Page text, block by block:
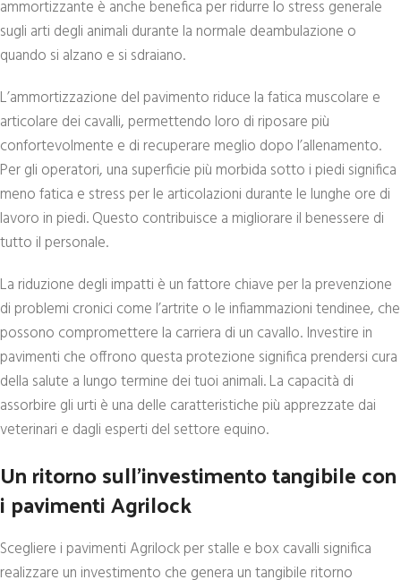
ammortizzante è anche benefica per ridurre lo stress generale
sugli arti degli animali durante la normale deambulazione o
quando si alzano e si sdraiano.
L’ammortizzazione del pavimento riduce la fatica muscolare e
articolare dei cavalli, permettendo loro di riposare più
confortevolmente e di recuperare meglio dopo l’allenamento.
Per gli operatori, una superficie più morbida sotto i piedi significa
meno fatica e stress per le articolazioni durante le lunghe ore di
lavoro in piedi. Questo contribuisce a migliorare il benessere di
tutto il personale.
La riduzione degli impatti è un fattore chiave per la prevenzione
di problemi cronici come l’artrite o le infiammazioni tendinee, che
possono compromettere la carriera di un cavallo. Investire in
pavimenti che offrono questa protezione significa prendersi cura
della salute a lungo termine dei tuoi animali. La capacità di
assorbire gli urti è una delle caratteristiche più apprezzate dai
veterinari e dagli esperti del settore equino.
Un ritorno sull’investimento tangibile con
i pavimenti Agrilock
Scegliere i pavimenti Agrilock per stalle e box cavalli significa
realizzare un investimento che genera un tangibile ritorno